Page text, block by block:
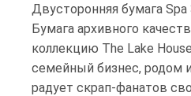
Двусторонняя бумага
Бумага архивного
коллекцию The Lake
семейный бизнес, родом
радует скрап-фанатов